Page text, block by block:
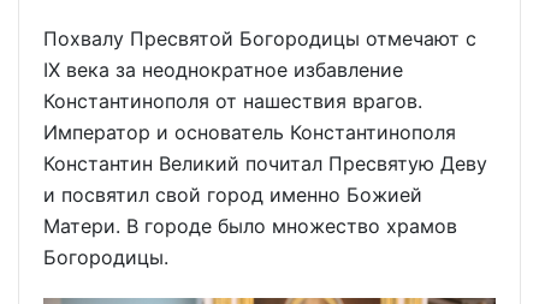
Похвалу Пресвятой Богородицы отмечают с
IX века за неоднократное избавление
Константинополя от нашествия врагов.
Император и основатель Константинополя
Константин Великий почитал Пресвятую Деву
и посвятил свой город именно Божией
Матери. В городе было множество храмов
Богородицы.